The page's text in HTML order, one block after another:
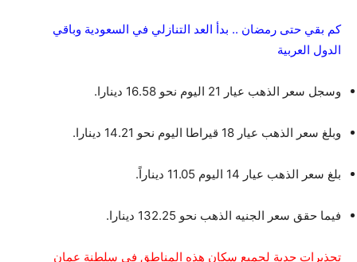
كم بقي حتى رمضان .. بدأ العد التنازلي في السعودية وباقي
الدول العربية
وسجل سعر الذهب عيار 21 اليوم نحو 16.58 دينارا.
وبلغ سعر الذهب عيار 18 قيراطا اليوم نحو 14.21 دينارا.
بلغ سعر الذهب عيار 14 اليوم 11.05 ديناراً.
فيما حقق سعر الجنيه الذهب نحو 132.25 دينارا.
تحذيرات جدية لجميع سكان هذه المناطق في سلطنة عمان